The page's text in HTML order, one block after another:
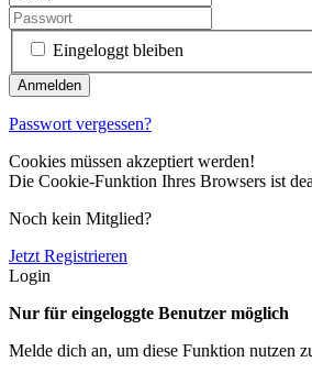
Eingeloggt bleiben
Passwort vergessen?
Cookies müssen akzeptiert werden!
Die Cookie-Funktion Ihres Browsers ist
Noch kein Mitglied?
Jetzt Registrieren
Login
Nur für eingeloggte Benutzer möglich
Melde dich an, um diese Funktion nutzen